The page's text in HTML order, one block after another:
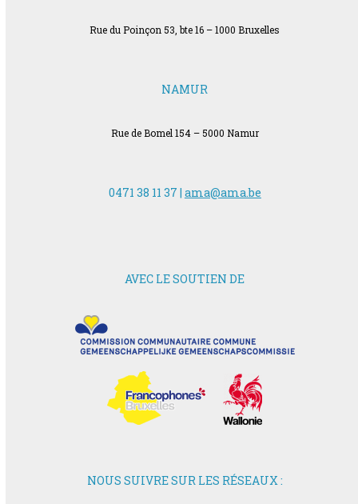
Rue du Poinçon 53, bte 16 – 1000 Bruxelles
NAMUR
Rue de Bomel 154 – 5000 Namur
0471 38 11 37 | ama@ama.be
AVEC LE SOUTIEN DE
NOUS SUIVRE SUR LES RÉSEAUX :